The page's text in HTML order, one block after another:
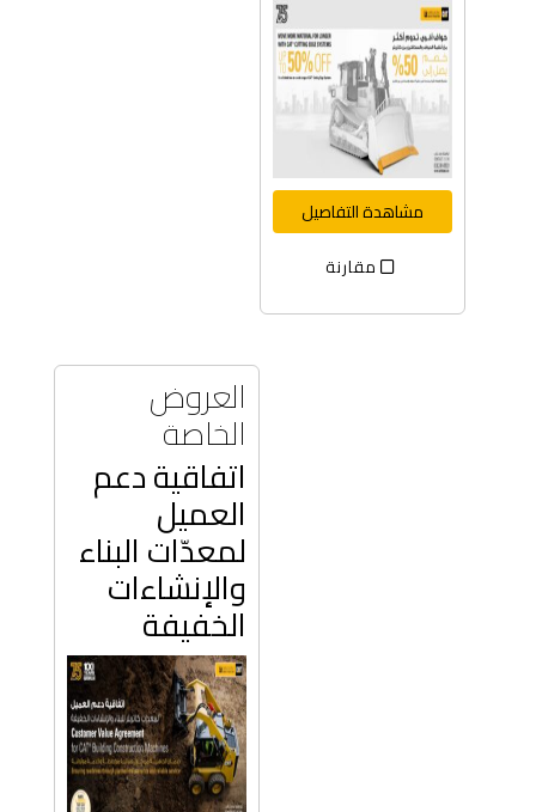
مشاهدة التفاصيل
مقارنة
العروض
الخاصة
اتفاقية دعم
العميل
لمعدّات البناء
والإنشاءات
الخفيفة